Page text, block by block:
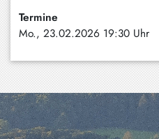
Termine
Mo., 23.02.2026 19:30 Uhr
Tegernsee
Warngau
/
Wall
Weyarn